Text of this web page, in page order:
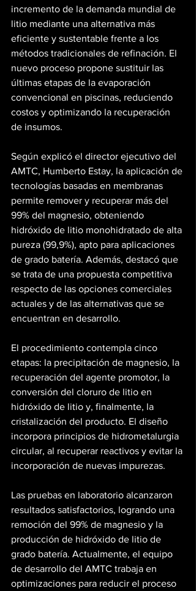
incremento de la demanda mundial de
litio mediante una alternativa más
eficiente y sustentable frente a los
métodos tradicionales de refinación. El
nuevo proceso propone sustituir las
últimas etapas de la evaporación
convencional en piscinas, reduciendo
costos y optimizando la recuperación
de insumos.
Según explicó el director ejecutivo del
AMTC, Humberto Estay, la aplicación de
tecnologías basadas en membranas
permite remover y recuperar más del
99% del magnesio, obteniendo
hidróxido de litio monohidratado de alta
pureza (99,9%), apto para aplicaciones
de grado batería. Además, destacó que
se trata de una propuesta competitiva
respecto de las opciones comerciales
actuales y de las alternativas que se
encuentran en desarrollo.
El procedimiento contempla cinco
etapas: la precipitación de magnesio, la
recuperación del agente promotor, la
conversión del cloruro de litio en
hidróxido de litio y, finalmente, la
cristalización del producto. El diseño
incorpora principios de hidrometalurgia
circular, al recuperar reactivos y evitar la
incorporación de nuevas impurezas.
Las pruebas en laboratorio alcanzaron
resultados satisfactorios, logrando una
remoción del 99% de magnesio y la
producción de hidróxido de litio de
grado batería. Actualmente, el equipo
de desarrollo del AMTC trabaja en
optimizaciones para reducir el proceso